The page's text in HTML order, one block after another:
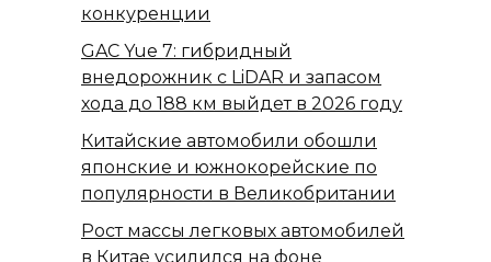
конкуренции
GAC Yue 7: гибридный
внедорожник с LiDAR и запасом
хода до 188 км выйдет в 2026 году
Китайские автомобили обошли
японские и южнокорейские по
популярности в Великобритании
Рост массы легковых автомобилей
в Китае усилился на фоне